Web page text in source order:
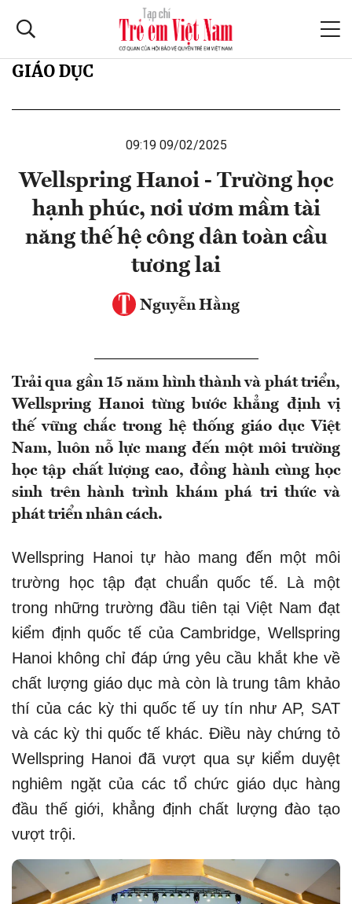
GIÁO DỤC
09:19 09/02/2025
Wellspring Hanoi - Trường học
hạnh phúc, nơi ươm mầm tài
năng thế hệ công dân toàn cầu
tương lai
Nguyễn Hằng
Trải qua gần 15 năm hình thành và phát triển,
Wellspring Hanoi từng bước khẳng định vị
thế vững chắc trong hệ thống giáo dục Việt
Nam, luôn nỗ lực mang đến một môi trường
học tập chất lượng cao, đồng hành cùng học
sinh trên hành trình khám phá tri thức và
phát triển nhân cách.
Wellspring Hanoi tự hào mang đến một môi
trường học tập đạt chuẩn quốc tế. Là một
trong những trường đầu tiên tại Việt Nam đạt
kiểm định quốc tế của Cambridge, Wellspring
Hanoi không chỉ đáp ứng yêu cầu khắt khe về
chất lượng giáo dục mà còn là trung tâm khảo
thí của các kỳ thi quốc tế uy tín như AP, SAT
và các kỳ thi quốc tế khác. Điều này chứng tỏ
Wellspring Hanoi đã vượt qua sự kiểm duyệt
nghiêm ngặt của các tổ chức giáo dục hàng
đầu thế giới, khẳng định chất lượng đào tạo
vượt trội.